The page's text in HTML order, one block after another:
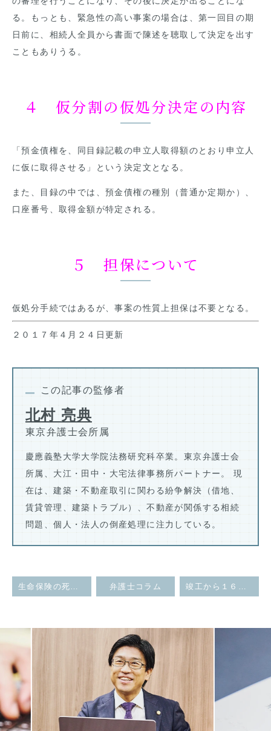
る。もっとも、緊急性の高い事案の場合は、第一回目の期
日前に、相続人全員から書面で陳述を聴取して決定を出す
こともありうる。
４ 仮分割の仮処分決定の内容
「預金債権を、同目録記載の申立人取得額のとおり申立人
に仮に取得させる」という決定文となる。
また、目録の中では、預金債権の種別（普通か定期か）、
口座番号、取得金額が特定される。
５ 担保について
仮処分手続ではあるが、事案の性質上担保は不要となる。
２０１７年４月２４日更新
この記事の監修者
北村 亮典
東京弁護士会所属
慶應義塾大学大学院法務研究科卒業。東京弁護士会
所属、大江・田中・大宅法律事務所パートナー。 現
在は、建築・不動産取引に関わる紛争解決（借地、
賃貸管理、建築トラブル）、不動産が関係する相続
問題、個人・法人の倒産処理に注力している。
生命保険の死亡保険金が、遺産分割で特別受益とされた事例（保険金が遺産評価額の約８割だった事例） 弁護士コラム 竣工から１６年経過後に発生した住宅の雨漏りについて、施工不良が原因であるとして施工会社への不法行為責任に基づく損害賠償が認められた事例
Previous